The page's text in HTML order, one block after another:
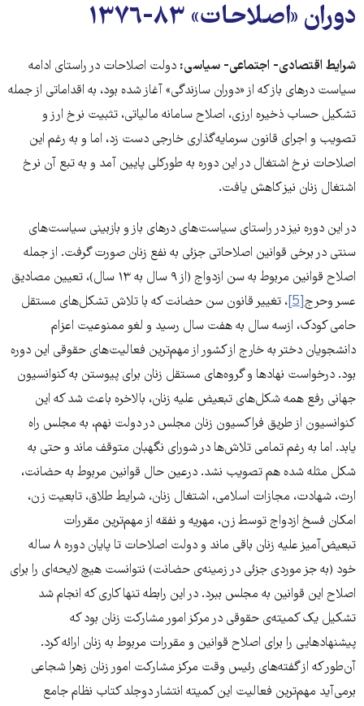
دوران «اصلاحات» ٨٣-١٣٧٦
شرایط اقتصادی- اجتماعی- سیاسی: دولت اصلاحات در راستای ادامه‌
سیاست درهای باز که از «دوران سازندگی» آغاز شده بود، به اقداماتی از جمله
تشکیل حساب ذخیره ارزی، اصلاح سامانه مالیاتی، تثبیت نرخ ارز و
تصویب و اجرای قانون سرمایه‌گذاری خارجی دست زد، اما و به رغم این
اصلاحات نرخ اشتغال در این دوره به طورکلی پایین آمد و به تبع آن نرخ
اشتغال زنان نیز کاهش یافت.
در این دوره نیز در راستای سیاست‌های درهای باز و بازبینی سیاست‌های
سنتی در برخی قوانین اصلاحاتی جزئی به نفع زنان صورت گرفت. از جمله
اصلاح قوانین مربوط به سن ازدواج (از ٩ سال به ١٣ سال)، تعیین مصادیق
عسر وحرج[5]
، تغییر قانون سن حضانت که با تلاش تشکل‌های مستقل
حامی کودک، ازسه سال به هفت سال رسید و لغو ممنوعیت اعزام
دانشجویان دختر به خارج از کشور از مهم‌ترین فعالیت‌های حقوقی این دوره
بود. درخواست نهادها و گروه‌های مستقل زنان برای پیوستن به کنوانسیون
جهانی رفع همه شکل‌های تبعیض علیه زنان، بالاخره باعث شد که این
کنوانسیون از طریق فراکسیون زنان مجلس در دولت نهم، به مجلس راه
یابد. اما به رغم تمامی تلاش‌ها در شورای نگهبان متوقف ماند و حتی به
شکل مثله شده هم تصویب نشد. درعین حال قوانین مربوط به حضانت،
ارث، شهادت، مجازات اسلامی، اشتغال زنان، شرایط طلاق، تابعیت زن،
امکان فسخ ازدواج توسط زن، مهریه و نفقه از مهم‌ترین مقررات
تبعیض‌آمیز علیه زنان باقی ماند و دولت اصلاحات تا پایان دوره ۸ ساله
خود (به جز موردی جزئی در زمینه‌ی حضانت) نتوانست هیچ لایحه‌ای را برای
اصلاح این قوانین به مجلس ببرد. در این رابطه تنها کاری که انجام شد
تشکیل یک کمیته‌ی حقوقی در مرکز امور مشارکت زنان بود که
پیشنهادهایی را برای اصلاح قوانین و مقررات مربوط به زنان ارائه کرد.
آن‌طور که از گفته‌های رئیس وقت مرکز مشارکت امور زنان زهرا شجاعی
برمی‌آید مهم‌ترین فعالیت این کمیته انتشار دوجلد کتاب نظام جامع